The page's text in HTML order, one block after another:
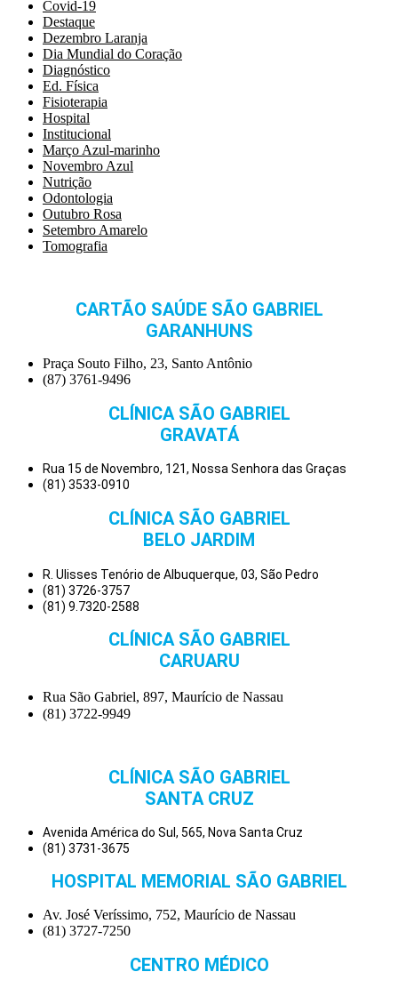
Covid-19
Destaque
Dezembro Laranja
Dia Mundial do Coração
Diagnóstico
Ed. Física
Fisioterapia
Hospital
Institucional
Março Azul-marinho
Novembro Azul
Nutrição
Odontologia
Outubro Rosa
Setembro Amarelo
Tomografia
CARTÃO SAÚDE SÃO GABRIEL
GARANHUNS
Praça Souto Filho, 23, Santo Antônio
(87) 3761-9496
CLÍNICA SÃO GABRIEL
GRAVATÁ
Rua 15 de Novembro, 121, Nossa Senhora das Graças
(81) 3533-0910
CLÍNICA SÃO GABRIEL
BELO JARDIM
R. Ulisses Tenório de Albuquerque, 03, São Pedro
(81) 3726-3757
(81) 9.7320-2588
CLÍNICA SÃO GABRIEL
CARUARU
Rua São Gabriel, 897, Maurício de Nassau
(81) 3722-9949
CLÍNICA SÃO GABRIEL
SANTA CRUZ
Avenida América do Sul, 565, Nova Santa Cruz
(81) 3731-3675
HOSPITAL MEMORIAL SÃO GABRIEL
Av. José Veríssimo, 752, Maurício de Nassau
(81) 3727-7250
CENTRO MÉDICO